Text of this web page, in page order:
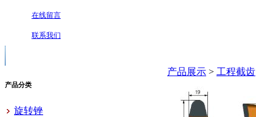
在线留言
联系我们
产品分类
旋转锉
产品展示 > 工程截齿